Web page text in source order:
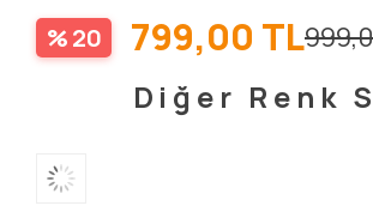
20 799,00 TL
Diğer Renk